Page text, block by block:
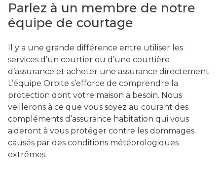
Parlez à un membre de notre
équipe de courtage
Il y a une grande différence entre utiliser les
services d’un courtier ou d’une courtière
d’assurance et acheter une assurance directement.
L’équipe Orbite s’efforce de comprendre la
protection dont votre maison a besoin. Nous
veillerons à ce que vous soyez au courant des
compléments d’assurance habitation qui vous
aideront à vous protéger contre les dommages
causés par des conditions météorologiques
extrêmes.